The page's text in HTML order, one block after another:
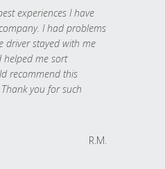
experiences I have
I had problems
driver stayed with me
me sort
recommend this
you for such
R.M.